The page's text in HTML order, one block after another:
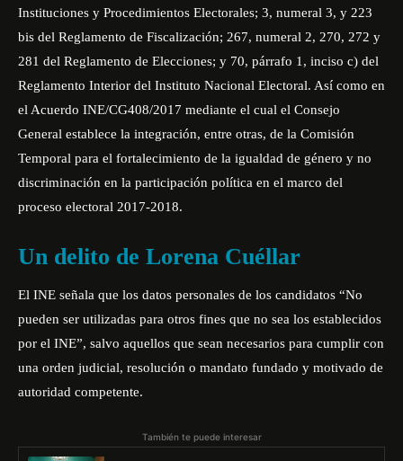
Instituciones y Procedimientos Electorales; 3, numeral 3, y 223
bis del Reglamento de Fiscalización; 267, numeral 2, 270, 272 y
281 del Reglamento de Elecciones; y 70, párrafo 1, inciso c) del
Reglamento Interior del Instituto Nacional Electoral. Así como en
el Acuerdo INE/CG408/2017 mediante el cual el Consejo
General establece la integración, entre otras, de la Comisión
Temporal para el fortalecimiento de la igualdad de género y no
discriminación en la participación política en el marco del
proceso electoral 2017-2018.
Un delito de Lorena Cuéllar
El INE señala que los datos personales de los candidatos “No
pueden ser utilizadas para otros fines que no sea los establecidos
por el INE”, salvo aquellos que sean necesarios para cumplir con
una orden judicial, resolución o mandato fundado y motivado de
autoridad competente.
También te puede interesar